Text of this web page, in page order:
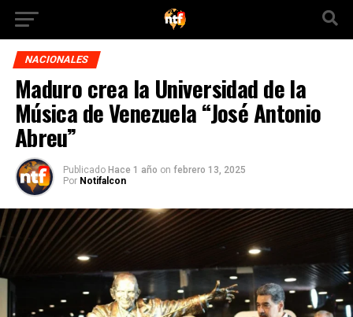
NACIONALES
Maduro crea la Universidad de la
Música de Venezuela “José Antonio
Abreu”
Publicado Hace 1 año on febrero 13, 2025
Por Notifalcon